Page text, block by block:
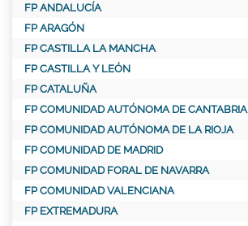
FP ANDALUCÍA
FP ARAGÓN
FP CASTILLA LA MANCHA
FP CASTILLA Y LEÓN
FP CATALUÑA
FP COMUNIDAD AUTÓNOMA DE CANTABRIA
FP COMUNIDAD AUTÓNOMA DE LA RIOJA
FP COMUNIDAD DE MADRID
FP COMUNIDAD FORAL DE NAVARRA
FP COMUNIDAD VALENCIANA
FP EXTREMADURA